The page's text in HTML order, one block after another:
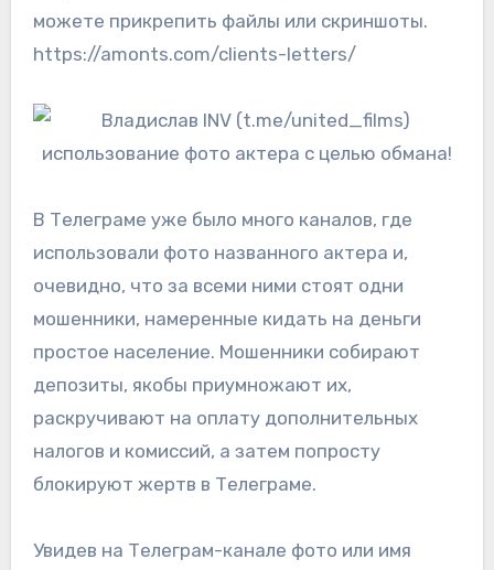
можете прикрепить файлы или скриншоты.
https://amonts.com/clients-letters/
В Телеграме уже было много каналов, где
использовали фото названного актера и,
очевидно, что за всеми ними стоят одни
мошенники, намеренные кидать на деньги
простое население. Мошенники собирают
депозиты, якобы приумножают их,
раскручивают на оплату дополнительных
налогов и комиссий, а затем попросту
блокируют жертв в Телеграме.
Увидев на Телеграм-канале фото или имя